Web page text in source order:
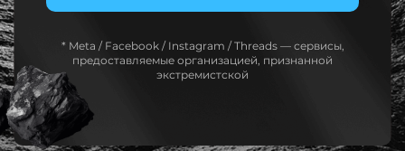
* Meta / Facebook / Instagram / Threads — сервисы,
предоставляемые организацией, признанной
экстремистской